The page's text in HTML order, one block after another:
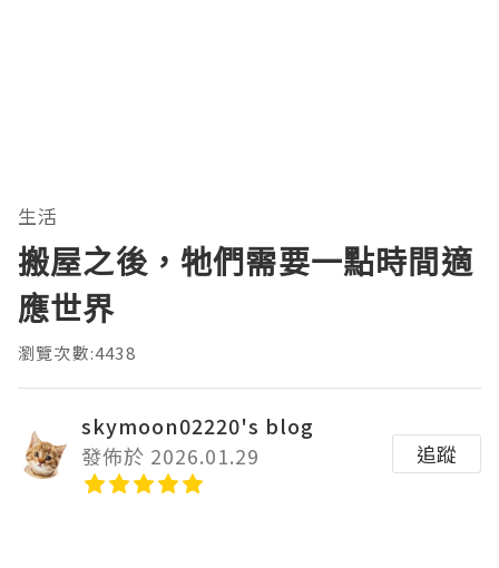
生活
搬屋之後，牠們需要一點時間適
應世界
瀏覽次數:4438
skymoon02220's blog
發佈於 2026.01.29
追蹤